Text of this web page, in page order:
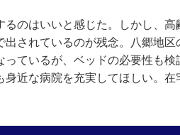
のはいいと感じた。しかし、
されているのが残念。八郷地
ているが、ベッドの必要性も
近な病院を充実してほしい。